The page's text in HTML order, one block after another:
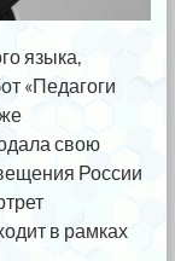
языка,
«Педагоги
свою
России
в рамках